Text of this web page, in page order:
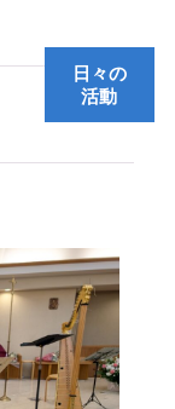
日々の
活動